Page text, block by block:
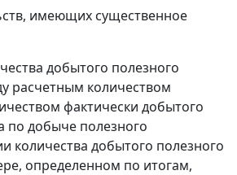
имеющих существенное
добытого полезного
расчетным количеством
фактически добытого
по добыче полезного
количества добытого полезного
определенном по итогам,